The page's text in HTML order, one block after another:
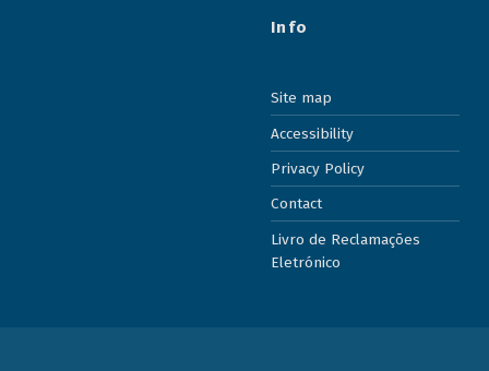
Info
Site map
Accessibility
Privacy Policy
Contact
Livro de Reclamações
Eletrónico